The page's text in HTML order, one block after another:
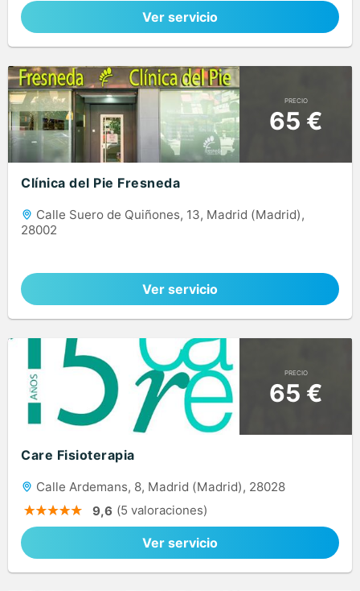
Ver servicio
PRECIO
65 €
Clínica del Pie Fresneda
Calle Suero de Quiñones, 13, Madrid (Madrid),
28002
Ver servicio
PRECIO
65 €
Care Fisioterapia
Calle Ardemans, 8, Madrid (Madrid), 28028
9,6 (5 valoraciones)
Ver servicio